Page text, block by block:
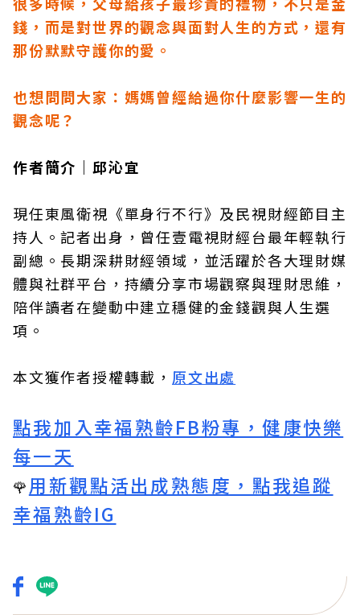
錢，而是對世界的觀念與面對人生的方式，還有
那份默默守護你的愛。
也想問問大家：媽媽曾經給過你什麼影響一生的
觀念呢？
作者簡介｜邱沁宜
現任東風衛視《單身行不行》及民視財經節目主
持人。記者出身，曾任壹電視財經台最年輕執行
副總。長期深耕財經領域，並活躍於各大理財媒
體與社群平台，持續分享市場觀察與理財思維，
陪伴讀者在變動中建立穩健的金錢觀與人生選
項。
本文獲作者授權轉載， 原文出處
點我加入幸福熟齡FB粉專，健康快樂
每一天
🌹用新觀點活出成熟態度，點我追蹤
幸福熟齡IG